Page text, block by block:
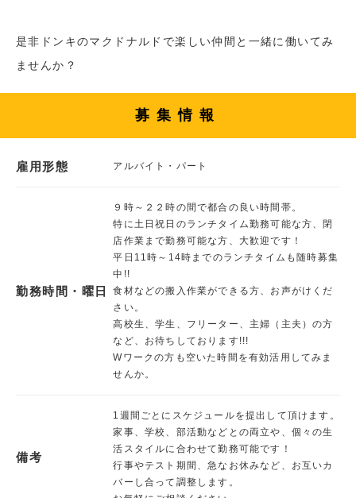
是非ドンキのマクドナルドで楽しい仲間と一緒に働いてみ
ませんか？
募集情報
雇用形態 アルバイト・パート
勤務時間・曜日
９時～２２時の間で都合の良い時間帯。
特に土日祝日のランチタイム勤務可能な方、閉
店作業まで勤務可能な方、大歓迎です！
平日11時～14時までのランチタイムも随時募集
中!!
食材などの搬入作業ができる方、お声がけくだ
さい。
高校生、学生、フリーター、主婦（主夫）の方
など、お待ちしております!!!
Wワークの方も空いた時間を有効活用してみま
せんか。
備考
1週間ごとにスケジュールを提出して頂けます。
家事、学校、部活動などとの両立や、個々の生
活スタイルに合わせて勤務可能です！
行事やテスト期間、急なお休みなど、お互いカ
バーし合って調整します。